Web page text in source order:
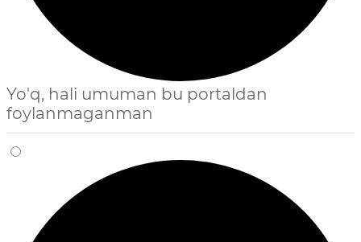
Yo'q, hali umuman bu portaldan
foylanmaganman